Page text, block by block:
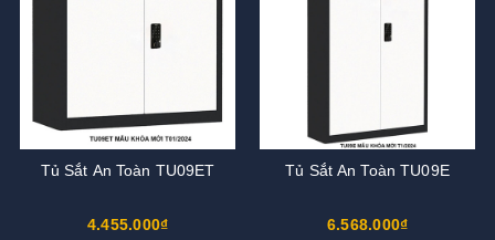
Tủ Sắt An Toàn TU09ET
4.455.000₫
Tủ Sắt An Toàn TU09E
6.568.000₫